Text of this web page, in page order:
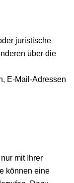
juristische
über die
E-Mail-Adressen
mit Ihrer
können eine